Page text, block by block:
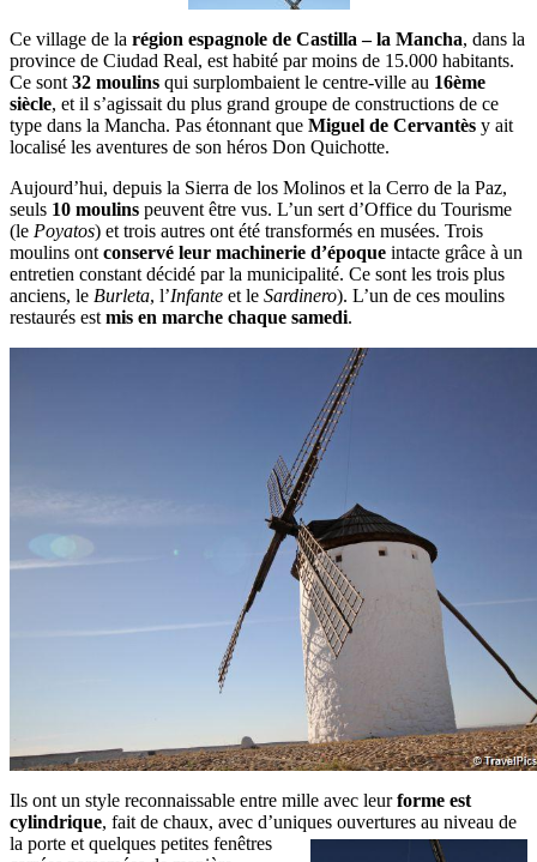
Ce village de la région espagnole de Castilla – la Mancha, dans la
province de Ciudad Real, est habité par moins de 15.000 habitants.
Ce sont 32 moulins qui surplombaient le centre-ville au 16ème
siècle, et il s’agissait du plus grand groupe de constructions de ce
type dans la Mancha. Pas étonnant que Miguel de Cervantès y ait
localisé les aventures de son héros Don Quichotte.
Aujourd’hui, depuis la Sierra de los Molinos et la Cerro de la Paz,
seuls 10 moulins peuvent être vus. L’un sert d’Office du Tourisme
(le Poyatos) et trois autres ont été transformés en musées. Trois
moulins ont conservé leur machinerie d’époque intacte grâce à un
entretien constant décidé par la municipalité. Ce sont les trois plus
anciens, le Burleta, l’Infante et le Sardinero). L’un de ces moulins
restaurés est mis en marche chaque samedi.
Ils ont un style reconnaissable entre mille avec leurforme est
cylindrique, fait de chaux, avec d’uniques ouvertures au niveau de
la porte et quelques petites fenêtres